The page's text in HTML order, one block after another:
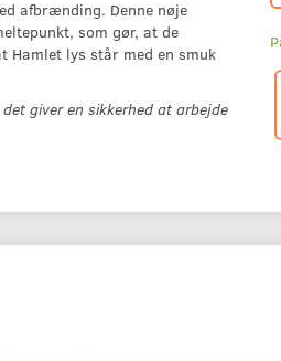
afbrænding. Denne nøje
som gør, at de
lys står med en smuk
giver en sikkerhed at arbejde